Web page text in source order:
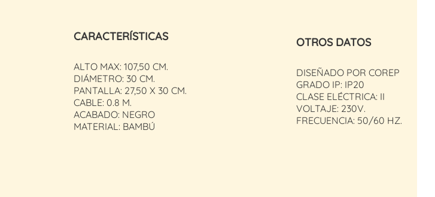
CARACTERÍSTICAS
ALTO MAX: 107,50 CM.
DIÁMETRO: 30 CM.
PANTALLA: 27,50 X 30 CM.
CABLE: 0.8 M.
ACABADO: NEGRO
MATERIAL: BAMBÚ
OTROS DATOS
DISEÑADO POR COREP
GRADO IP: IP20
CLASE ELÉCTRICA: II
VOLTAJE: 230V.
FRECUENCIA: 50/60 HZ.